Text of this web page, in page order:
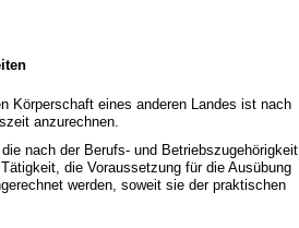
Körperschaft eines anderen Landes ist nach
anzurechnen.
nach der Berufs- und Betriebszugehörigkeit
die Voraussetzung für die Ausübung
werden, soweit sie der praktischen